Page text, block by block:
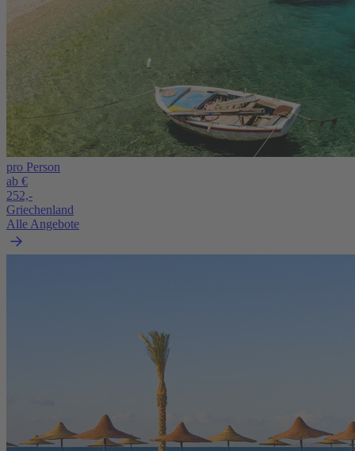
pro Person
ab €
252,-
Griechenland
Alle Angebote